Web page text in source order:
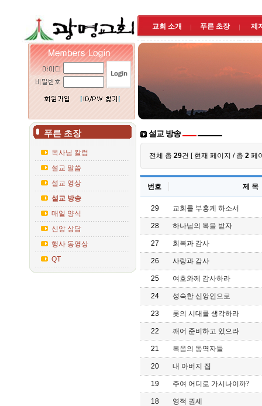
교회 소개 푸른 초장 제
푸른 초장
목사님 칼럼
설교 말씀
설교 영상
설교 방송
매일 양식
신앙 상담
행사 동영상
QT
설교 방송
전체 총 29건 [ 현재 페이지 / 총 2 페
번호 제 목
29 교회를 부흥케 하소서
28 하나님의 복을 받자
27 회복과 감사
26 사랑과 감사
25 여호와께 감사하라
24 성숙한 신앙인으로
23 롯의 시대를 생각하라
22 깨어 준비하고 있으라
21 복음의 동역자들
20 내 아버지 집
19 주여 어디로 가시나이까?
18 영적 권세